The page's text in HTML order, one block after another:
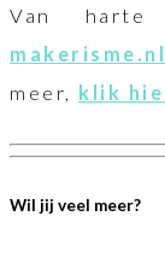
Van harte
makerisme.nl
meer, klik
Wil jij veel meer?